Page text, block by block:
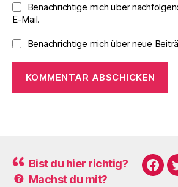
Benachrichtige mich über
E-Mail.
Benachrichtige mich über neue
Bist du hier richtig?
Machst du mit?